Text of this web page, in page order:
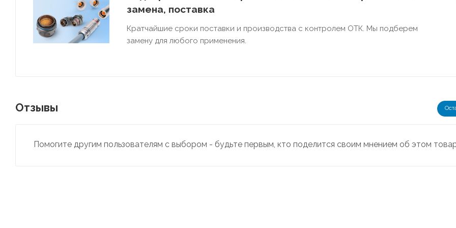
замена, поставка
Кратчайшие сроки поставки и производства с контролем ОТК. Мы подберем
замену для любого применения.
Отзывы
Помогите другим пользователям с выбором - будьте первым, кто поделится своим мнением об этом